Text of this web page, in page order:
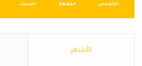
الخميس الجمعة السبت
الأشهر